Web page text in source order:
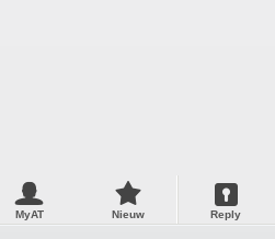
MyAT Nieuw Reply